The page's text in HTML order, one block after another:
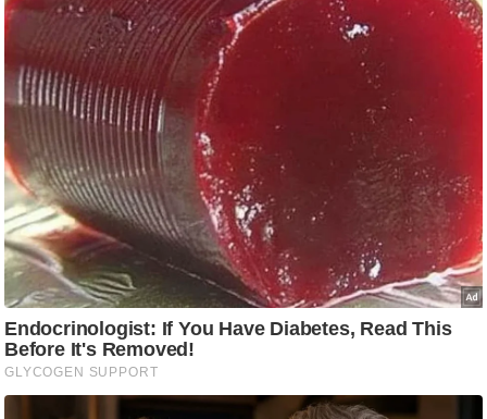
s
ला
इ
फ
स्टा
इ
ल
टे
क्नॉ
लॉ
जी
ब्यू